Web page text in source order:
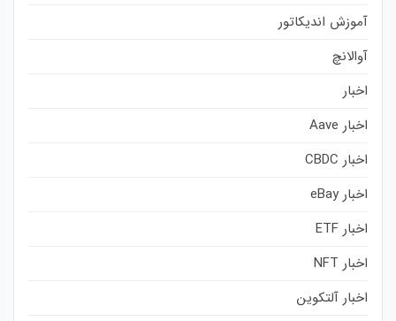
آموزش اندیکاتور
آوالانچ
اخبار
اخبار Aave
اخبار CBDC
اخبار eBay
اخبار ETF
اخبار NFT
اخبار آلتکوین